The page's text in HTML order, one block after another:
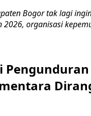
Bogor tak lagi
2026, organisasi